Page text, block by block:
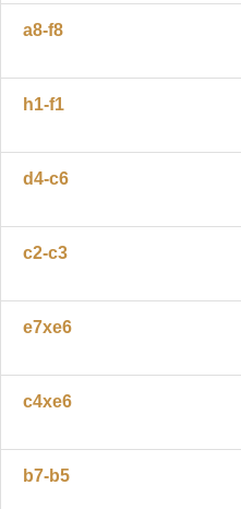
a8-f8
h1-f1
d4-c6
c2-c3
e7xe6
c4xe6
b7-b5